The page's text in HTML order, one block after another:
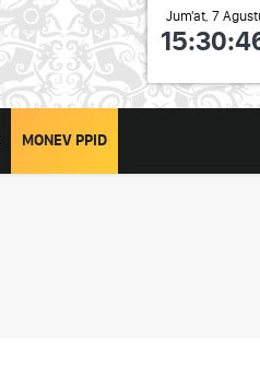
Jum'at, 7
MONEV PPID